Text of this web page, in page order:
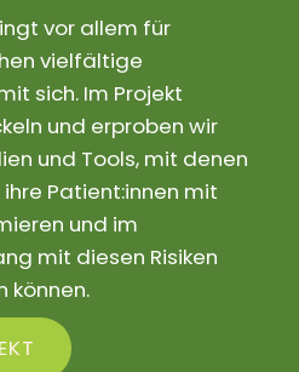
vor allem für
vielfältige
sich. Im Projekt
und erproben wir
und Tools, mit denen
Patient:innen mit
und im
mit diesen Risiken
können.